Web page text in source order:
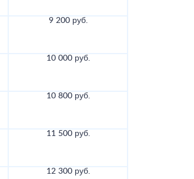
9 200 руб.
10 000 руб.
10 800 руб.
11 500 руб.
12 300 руб.